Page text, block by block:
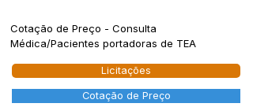
Cotação de Preço - Consulta
Médica/Pacientes portadoras de TEA
Licitações
Cotação de Preço